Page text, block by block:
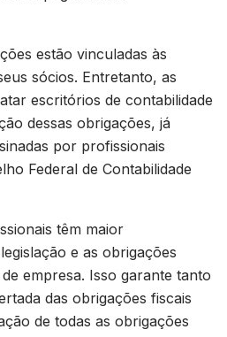
estão vinculadas às
sócios. Entretanto, as
escritórios de contabilidade
dessas obrigações, já
por profissionais
Federal de Contabilidade
têm maior
e as obrigações
empresa. Isso garante tanto
das obrigações fiscais
de todas as obrigações